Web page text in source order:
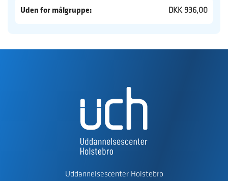
Uden for målgruppe: DKK 936,00
Uddannelsescenter Holstebro